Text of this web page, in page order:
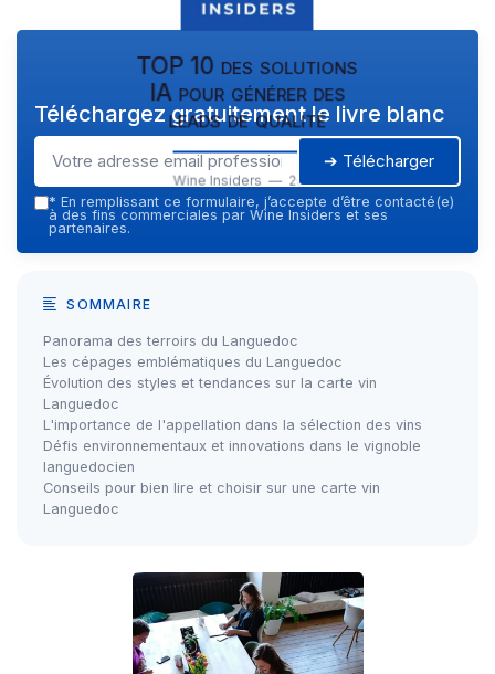
TOP 10 des solutions
IA pour générer des
leads de qualité
Wine Insiders — 2026
Téléchargez gratuitement le livre blanc
➔ Télécharger
* En remplissant ce formulaire, j’accepte d’être contacté(e)
à des fins commerciales par Wine Insiders et ses
partenaires.
SOMMAIRE
Panorama des terroirs du Languedoc
Les cépages emblématiques du Languedoc
Évolution des styles et tendances sur la carte vin
Languedoc
L'importance de l'appellation dans la sélection des vins
Défis environnementaux et innovations dans le vignoble
languedocien
Conseils pour bien lire et choisir sur une carte vin
Languedoc